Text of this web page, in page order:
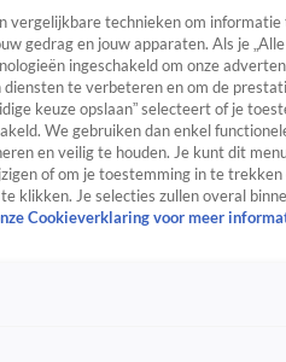
vergelijkbare technieken om
gedrag en jouw apparaten. Als je
ingeschakeld om onze
te verbeteren en om de
keuze opslaan” selecteert of je
We gebruiken dan enkel
en veilig te houden. Je kunt dit
of om je toestemming in te trekken
klikken. Je selecties zullen overal
Cookieverklaring voor meer